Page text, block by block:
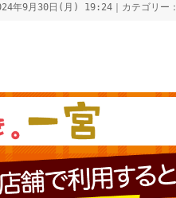
年9月30日(月) 19:24｜カテゴリー：